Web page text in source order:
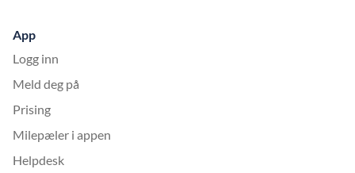
App
Logg inn
Meld deg på
Prising
Milepæler i appen
Helpdesk